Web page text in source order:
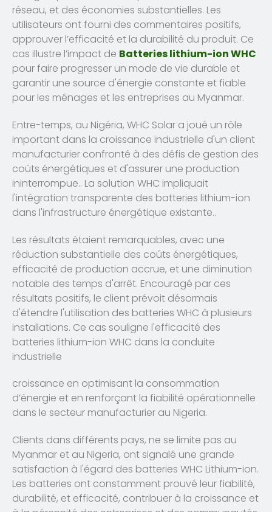
réseau, et des économies substantielles. Les
utilisateurs ont fourni des commentaires positifs,
approuver l’efficacité et la durabilité du produit. Ce
cas illustre l’impact de Batteries lithium-ion WHC
pour faire progresser un mode de vie durable et
garantir une source d'énergie constante et fiable
pour les ménages et les entreprises au Myanmar.
Entre-temps, au Nigéria, WHC Solar a joué un rôle
important dans la croissance industrielle d'un client
manufacturier confronté à des défis de gestion des
coûts énergétiques et d'assurer une production
ininterrompue.. La solution WHC impliquait
l'intégration transparente des batteries lithium-ion
dans l'infrastructure énergétique existante..
Les résultats étaient remarquables, avec une
réduction substantielle des coûts énergétiques,
efficacité de production accrue, et une diminution
notable des temps d'arrêt. Encouragé par ces
résultats positifs, le client prévoit désormais
d'étendre l'utilisation des batteries WHC à plusieurs
installations. Ce cas souligne l'efficacité des
batteries lithium-ion WHC dans la conduite
industrielle
croissance en optimisant la consommation
d’énergie et en renforçant la fiabilité opérationnelle
dans le secteur manufacturier au Nigeria.
Clients dans différents pays, ne se limite pas au
Myanmar et au Nigeria, ont signalé une grande
satisfaction à l'égard des batteries WHC Lithium-ion.
Les batteries ont constamment prouvé leur fiabilité,
durabilité, et efficacité, contribuer à la croissance et